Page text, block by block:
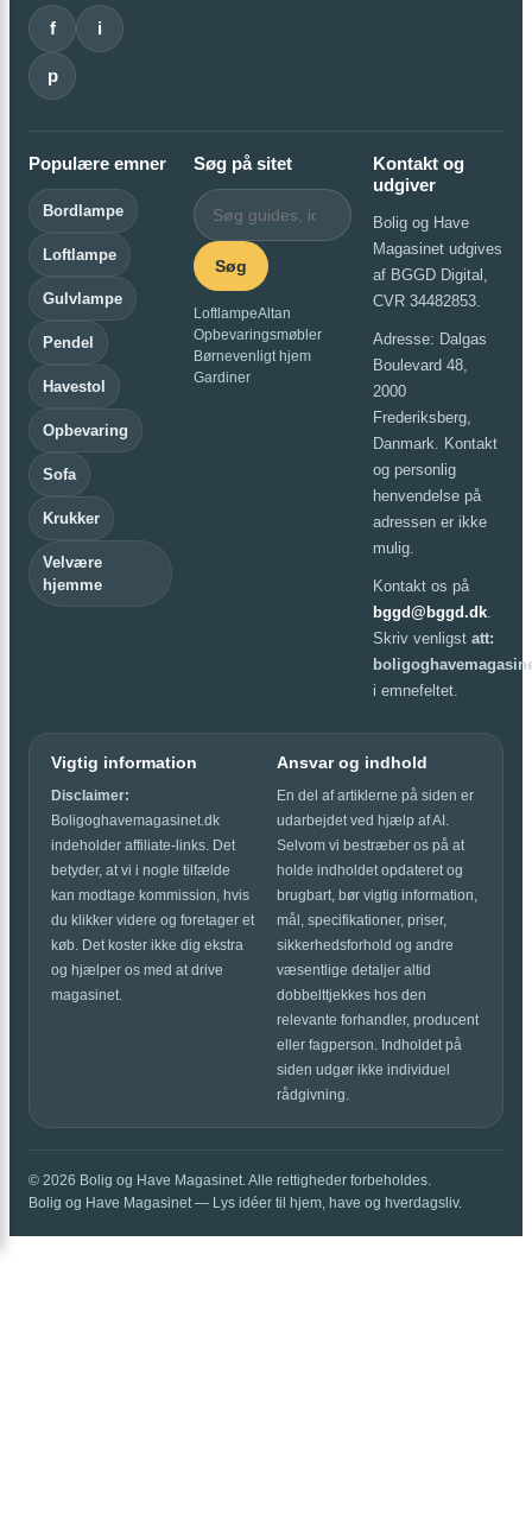
f i
p
Populære emner
Bordlampe
Loftlampe
Gulvlampe
Pendel
Havestol
Opbevaring
Sofa
Krukker
Velvære
hjemme
Søg på sitet
Søg
LoftlampeAltan
Opbevaringsmøbler
Børnevenligt hjem
Gardiner
Kontakt og
udgiver
Bolig og Have
Magasinet udgives
af BGGD Digital,
CVR 34482853.
Adresse: Dalgas
Boulevard 48,
2000
Frederiksberg,
Danmark. Kontakt
og personlig
henvendelse på
adressen er ikke
mulig.
Kontakt os på
bggd@bggd.dk.
Skriv venligst att:
i emnefeltet.
Vigtig information
Disclaimer:
Boligoghavemagasinet.dk
indeholder affiliate-links. Det
betyder, at vi i nogle tilfælde
kan modtage kommission, hvis
du klikker videre og foretager et
køb. Det koster ikke dig ekstra
og hjælper os med at drive
magasinet.
Ansvar og indhold
En del af artiklerne på siden er
udarbejdet ved hjælp af AI.
Selvom vi bestræber os på at
holde indholdet opdateret og
brugbart, bør vigtig information,
mål, specifikationer, priser,
sikkerhedsforhold og andre
væsentlige detaljer altid
dobbelttjekkes hos den
relevante forhandler, producent
eller fagperson. Indholdet på
siden udgør ikke individuel
rådgivning.
© 2026 Bolig og Have Magasinet. Alle rettigheder forbeholdes.
Bolig og Have Magasinet — Lys idéer til hjem, have og hverdagsliv.